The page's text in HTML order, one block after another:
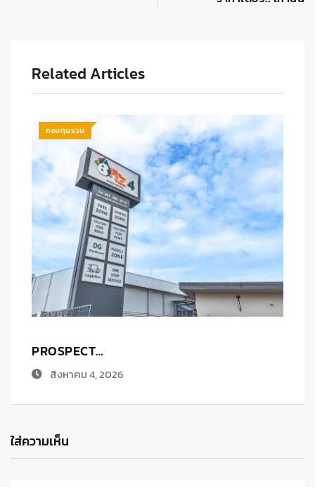
Related Articles
กองทุนรวม
บลจ. เฟิ…
กรกฎาคม 28, 2026
ใส่ความเห็น